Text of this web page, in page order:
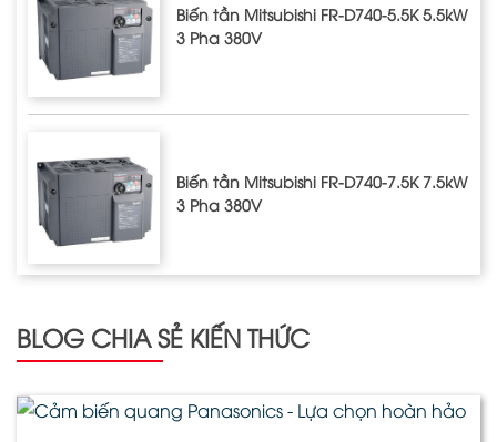
Biến tần Mitsubishi FR-D740-5.5K 5.5kW
3 Pha 380V
Biến tần Mitsubishi FR-D740-7.5K 7.5kW
3 Pha 380V
BLOG CHIA SẺ KIẾN THỨC